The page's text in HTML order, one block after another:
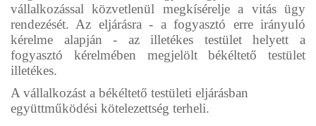
vállalkozással közvetlenül megkísérelje a vitás ügy
rendezését. Az eljárásra - a fogyasztó erre irányuló
kérelme alapján - az illetékes testület helyett a
fogyasztó kérelmében megjelölt békéltető testület
illetékes.
A vállalkozást a békéltető testületi eljárásban
együttműködési kötelezettség terheli.